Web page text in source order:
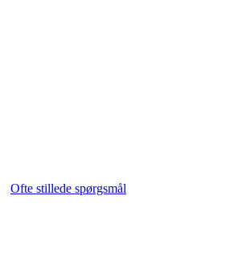
Ofte stillede spørgsmål